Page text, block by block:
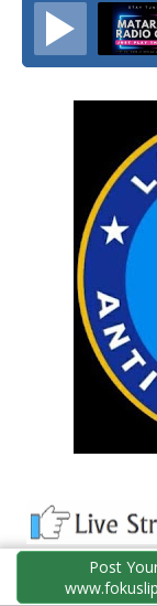
twitter
Post